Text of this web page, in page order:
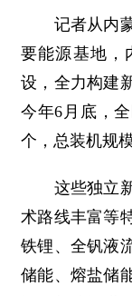
记者从内蒙
要能源基地，
设，全力构建
今年6月底，
个，总装机规
这些独立新
术路线丰富等
铁锂、全钒液
储能、熔盐储